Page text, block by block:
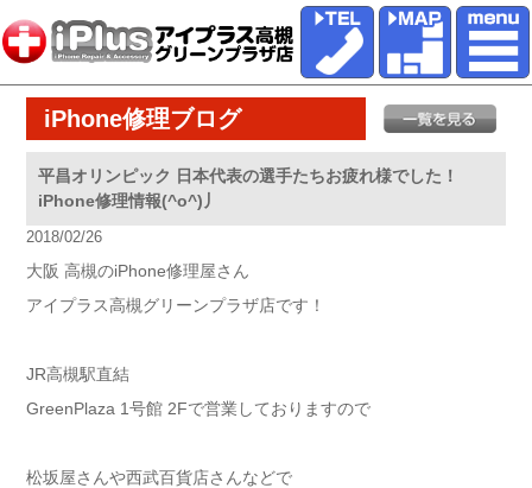
iPhone修理ブログ
平昌オリンピック 日本代表の選手たちお疲れ様でした！
iPhone修理情報(^o^)丿
2018/02/26
大阪 高槻のiPhone修理屋さん
アイプラス高槻グリーンプラザ店です！
JR高槻駅直結
GreenPlaza 1号館 2Fで営業しておりますので
松坂屋さんや西武百貨店さんなどで